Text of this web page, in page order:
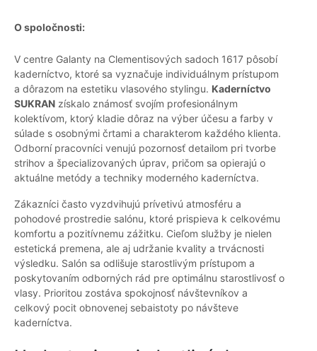
O spoločnosti:
V centre Galanty na Clementisových sadoch 1617 pôsobí
kaderníctvo, ktoré sa vyznačuje individuálnym prístupom
a dôrazom na estetiku vlasového stylingu. Kaderníctvo
SUKRAN získalo známosť svojím profesionálnym
kolektívom, ktorý kladie dôraz na výber účesu a farby v
súlade s osobnými črtami a charakterom každého klienta.
Odborní pracovníci venujú pozornosť detailom pri tvorbe
strihov a špecializovaných úprav, pričom sa opierajú o
aktuálne metódy a techniky moderného kaderníctva.
Zákazníci často vyzdvihujú prívetivú atmosféru a
pohodové prostredie salónu, ktoré prispieva k celkovému
komfortu a pozitívnemu zážitku. Cieľom služby je nielen
estetická premena, ale aj udržanie kvality a trvácnosti
výsledku. Salón sa odlišuje starostlivým prístupom a
poskytovaním odborných rád pre optimálnu starostlivosť o
vlasy. Prioritou zostáva spokojnosť návštevníkov a
celkový pocit obnovenej sebaistoty po návšteve
kaderníctva.